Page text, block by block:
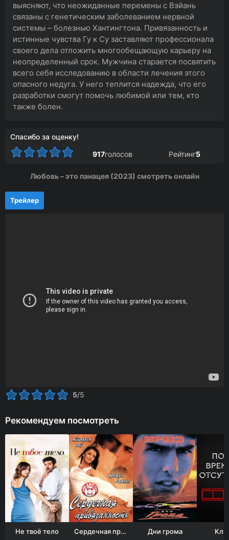
выясняют, что неожиданные перемены с Вэйань
связаны с генетическим заболеванием нервной
системы – болезнью Хантингтона. Привязанность и
истинные чувства Гу к Су заставляют профессионала
своего дела отложить многообещающую карьеру на
неопределенный срок. Мужчина старается посвятить
всего себя исследованию в области лечения этого
опасного недуга. У него теплится надежда, что его
разработки смогут помочь любимой или тем, кто
также болен.
Спасибо за оценку!
917голосов Рейтинг5
Любовь – это панацея (2023) смотреть онлайн
Трейлер
5/5
Рекомендуем посмотреть
Не твоё тело Сердечная привязанность Дни грома